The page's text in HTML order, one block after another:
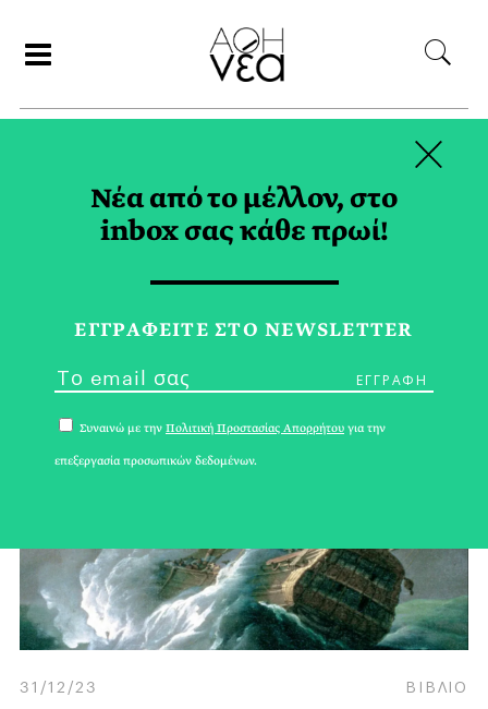
ΔΕΣΠΟΙΝΑ
ΚΑΝΕΛΛΟΠΟΥΛΟΥ TAG
31/12/23 ΒΙΒΛΙΟ
Νέα από το μέλλον, στο
inbox σας κάθε πρωί!
ΕΓΓPΑΦΕΙΤΕ ΣΤΟ NEWSLETTER
Συναινώ με την Πολιτική Προστασίας Απορρήτου για την
επεξεργασία προσωπικών δεδομένων.
×